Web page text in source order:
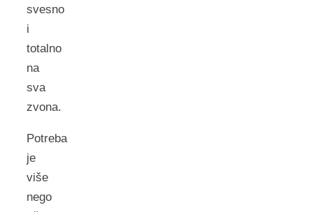
svesno
i
totalno
na
sva
zvona.
Potreba
je
više
nego